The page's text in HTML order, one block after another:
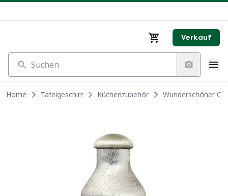
Verkauf
Suchen
Home Tafelgeschirr Küchenzubehör Wunderschöner